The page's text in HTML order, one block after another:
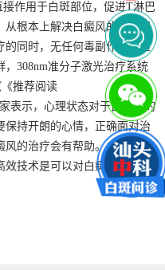
作用于白斑部位，促进T淋巴
从根本上解决白癜风的破坏问
的同时，无任何毒副作用，适
308nm准分子激光治疗系统
推荐阅读
表示，心理状态对于白癜风的
持开朗的心情，正确面对治
风的治疗会有帮助。白癜风患
效技术是可以对白癜风进行治